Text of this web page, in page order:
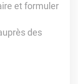
et formuler
des